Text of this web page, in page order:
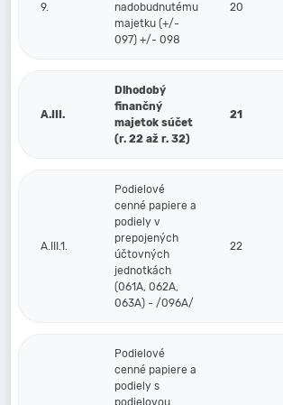
9.
nadobudnutému
majetku (+/-
097) +/- 098
20
A.III.
Dlhodobý
finančný
majetok súčet
(r. 22 až r. 32)
21
A.III.1.
Podielové
cenné papiere a
podiely v
prepojených
účtovných
jednotkách
(061A, 062A,
063A) - /096A/
22
Podielové
cenné papiere a
podiely s
podielovou